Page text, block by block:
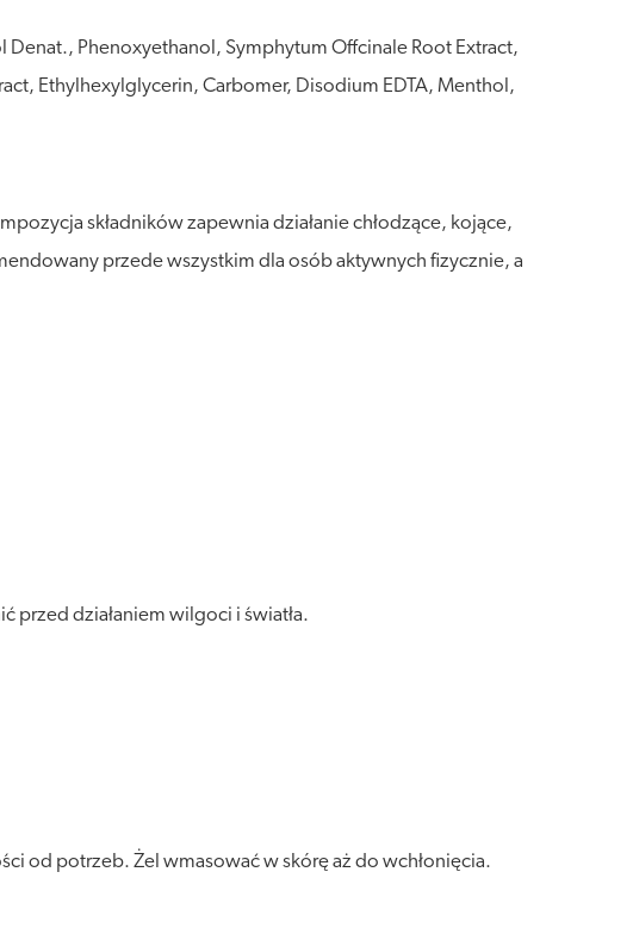
Phenoxyethanol, Symphytum Offcinale Root Extract,
Ethylhexylglycerin, Carbomer, Disodium EDTA, Menthol,
składników zapewnia działanie chłodzące, kojące,
przede wszystkim dla osób aktywnych fizycznie, a
przed działaniem wilgoci i światła.
od potrzeb. Żel wmasować w skórę aż do wchłonięcia.